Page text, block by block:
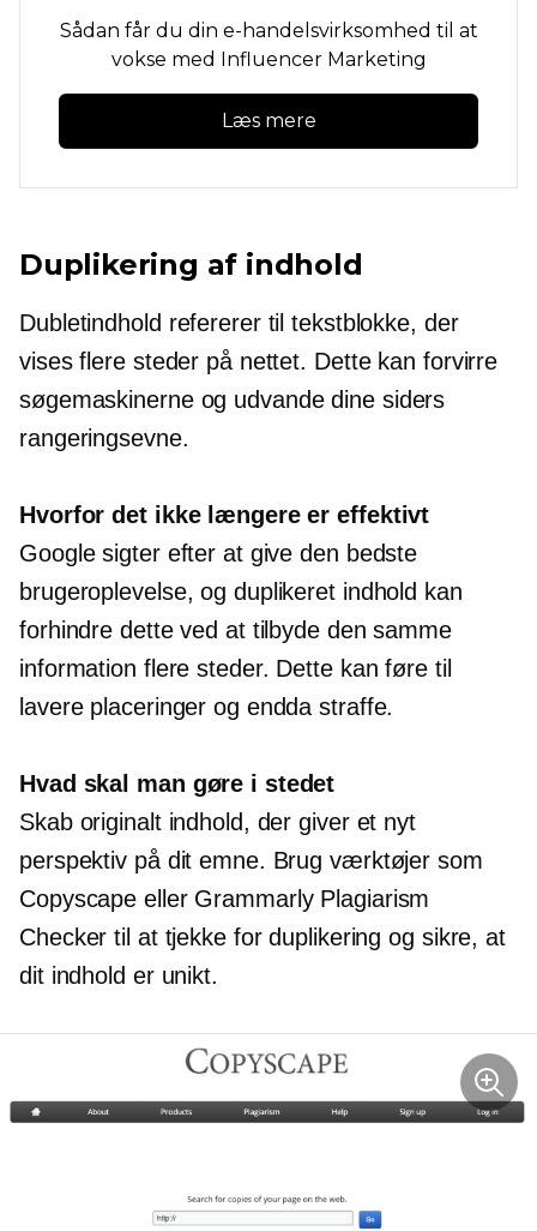
Sådan får du din e-handelsvirksomhed til at
vokse med Influencer Marketing
Læs mere
Duplikering af indhold
Dubletindhold refererer til tekstblokke, der
vises flere steder på nettet. Dette kan forvirre
søgemaskinerne og udvande dine siders
rangeringsevne.
Hvorfor det ikke længere er effektivt
Google sigter efter at give den bedste
brugeroplevelse, og duplikeret indhold kan
forhindre dette ved at tilbyde den samme
information flere steder. Dette kan føre til
lavere placeringer og endda straffe.
Hvad skal man gøre i stedet
Skab originalt indhold, der giver et nyt
perspektiv på dit emne. Brug værktøjer som
Copyscape eller Grammarly Plagiarism
Checker til at tjekke for duplikering og sikre, at
dit indhold er unikt.